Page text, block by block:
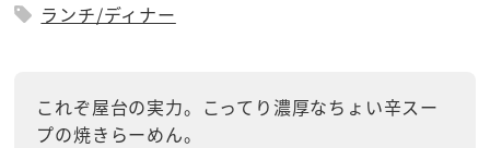
ランチ/ディナー
これぞ屋台の実力。こってり濃厚なちょい辛スー
プの焼きらーめん。